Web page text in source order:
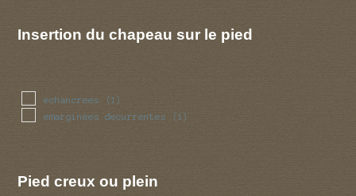
Insertion du chapeau sur le pied
echancrees (1)
emarginees decurrentes (1)
Pied creux ou plein